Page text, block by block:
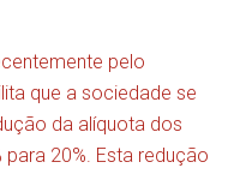
pelo
que a sociedade se
da alíquota dos
20%. Esta redução